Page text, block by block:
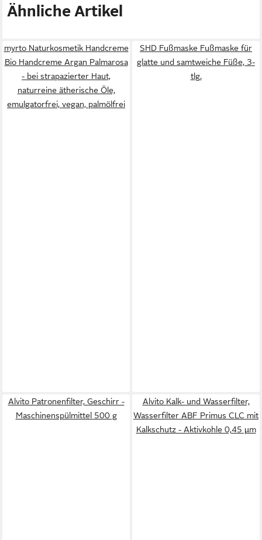
Ähnliche Artikel
myrto Naturkosmetik Handcreme
Bio Handcreme Argan Palmarosa
- bei strapazierter Haut,
naturreine ätherische Öle,
emulgatorfrei, vegan, palmölfrei
SHD Fußmaske Fußmaske für
glatte und samtweiche Füße, 3-
tlg.
Alvito Patronenfilter, Geschirr -
Maschinenspülmittel 500 g
Alvito Kalk- und Wasserfilter,
Wasserfilter ABF Primus CLC mit
Kalkschutz - Aktivkohle 0,45 µm